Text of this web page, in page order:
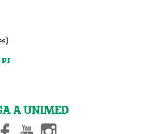
A UNIMED